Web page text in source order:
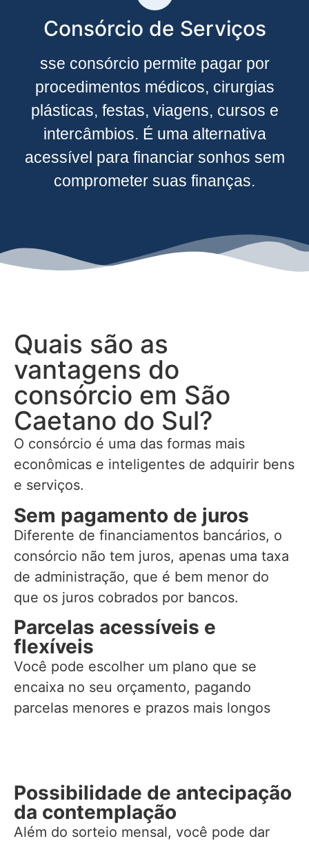
Consórcio de Serviços
sse consórcio permite pagar por
procedimentos médicos, cirurgias
plásticas, festas, viagens, cursos e
intercâmbios. É uma alternativa
acessível para financiar sonhos sem
comprometer suas finanças.
Quais são as
vantagens do
consórcio em São
Caetano do Sul?
O consórcio é uma das formas mais
econômicas e inteligentes de adquirir bens
e serviços.
Sem pagamento de juros
Diferente de financiamentos bancários, o
consórcio não tem juros, apenas uma taxa
de administração, que é bem menor do
que os juros cobrados por bancos.
Parcelas acessíveis e
flexíveis
Você pode escolher um plano que se
encaixa no seu orçamento, pagando
parcelas menores e prazos mais longos
Possibilidade de antecipação
da contemplação
Além do sorteio mensal, você pode dar